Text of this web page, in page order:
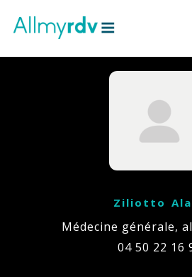
Ziliotto
Médecine générale,
04 50 22 16